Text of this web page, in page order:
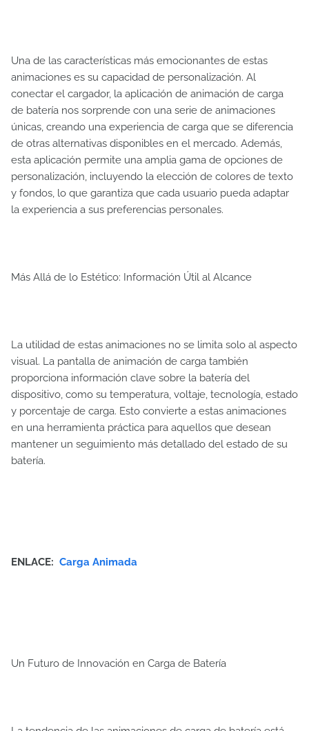
Una de las características más emocionantes de estas
animaciones es su capacidad de personalización. Al
conectar el cargador, la aplicación de animación de carga
de batería nos sorprende con una serie de animaciones
únicas, creando una experiencia de carga que se diferencia
de otras alternativas disponibles en el mercado. Además,
esta aplicación permite una amplia gama de opciones de
personalización, incluyendo la elección de colores de texto
y fondos, lo que garantiza que cada usuario pueda adaptar
la experiencia a sus preferencias personales.
Más Allá de lo Estético: Información Útil al Alcance
La utilidad de estas animaciones no se limita solo al aspecto
visual. La pantalla de animación de carga también
proporciona información clave sobre la batería del
dispositivo, como su temperatura, voltaje, tecnología, estado
y porcentaje de carga. Esto convierte a estas animaciones
en una herramienta práctica para aquellos que desean
mantener un seguimiento más detallado del estado de su
batería.
ENLACE: Carga Animada
Un Futuro de Innovación en Carga de Batería